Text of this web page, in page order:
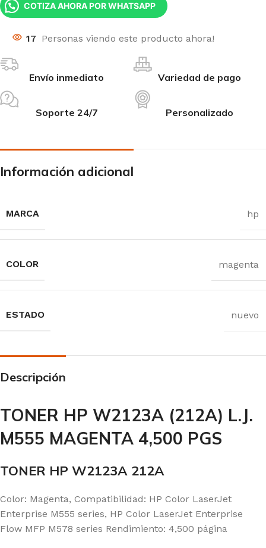
COTIZA AHORA POR WHATSAPP
17 Personas viendo este producto ahora!
Envío inmediato Variedad de pago
Soporte 24/7 Personalizado
Información adicional
MARCA hp
COLOR magenta
ESTADO nuevo
Descripción
TONER HP W2123A (212A) L.J.
M555 MAGENTA 4,500 PGS
TONER HP W2123A 212A
Color: Magenta, Compatibilidad: HP Color LaserJet
Enterprise M555 series, HP Color LaserJet Enterprise
Flow MFP M578 series Rendimiento: 4,500 página